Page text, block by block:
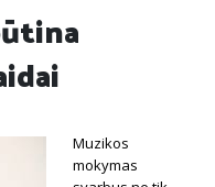
Muzikos
mokymas